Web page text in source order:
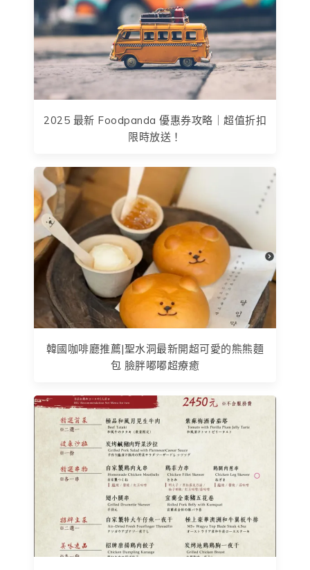
2025 最新 Foodpanda 優惠券攻略｜超值折扣
限時放送！
韓國咖啡廳推薦|聖水洞最新開超可愛的熊熊麵
包 臉胖嘟嘟超療癒